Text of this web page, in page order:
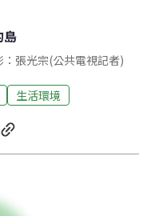
島
張光宗(公共電視記者)
生活環境